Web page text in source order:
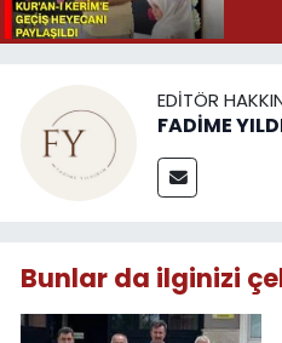
EDITÖR
FADİME
Bunlar da ilginizi